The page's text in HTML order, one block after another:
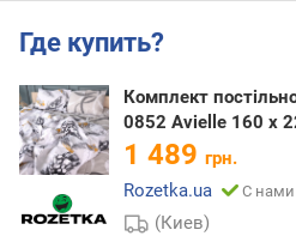
Где купить?
Комплект
0852 Avielle 160 x
1 489 грн.
Rozetka.ua
С нами
(Киев)